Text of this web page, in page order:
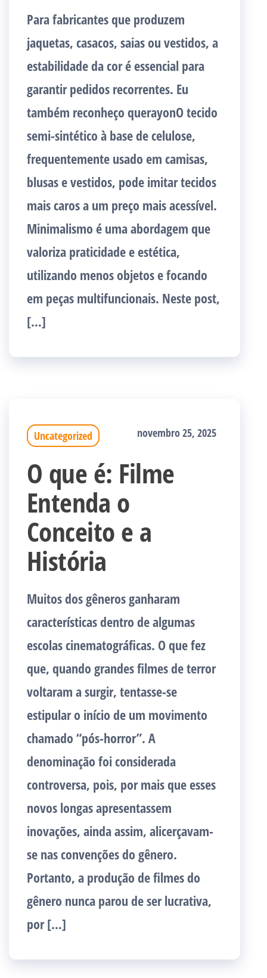
Para fabricantes que produzem
jaquetas, casacos, saias ou vestidos, a
estabilidade da cor é essencial para
garantir pedidos recorrentes. Eu
também reconheço querayonO tecido
semi-sintético à base de celulose,
frequentemente usado em camisas,
blusas e vestidos, pode imitar tecidos
mais caros a um preço mais acessível.
Minimalismo é uma abordagem que
valoriza praticidade e estética,
utilizando menos objetos e focando
em peças multifuncionais. Neste post,
[…]
Uncategorized novembro 25, 2025
O que é: Filme
Entenda o
Conceito e a
História
Muitos dos gêneros ganharam
características dentro de algumas
escolas cinematográficas. O que fez
que, quando grandes filmes de terror
voltaram a surgir, tentasse-se
estipular o início de um movimento
chamado “pós-horror”. A
denominação foi considerada
controversa, pois, por mais que esses
novos longas apresentassem
inovações, ainda assim, alicerçavam-
se nas convenções do gênero.
Portanto, a produção de filmes do
gênero nunca parou de ser lucrativa,
por […]